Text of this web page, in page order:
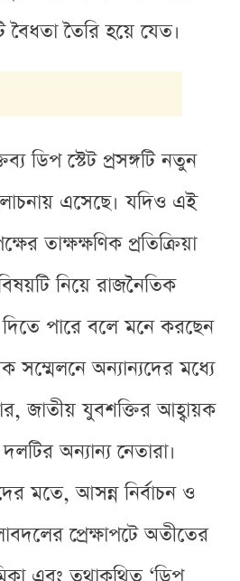
বৈধতা তৈরি হয়ে যেত।
ডিপ স্টেট প্রসঙ্গটি নতুন
এসেছে। যদিও এই
তাক্ষক্ষণিক প্রতিক্রিয়া
নিয়ে রাজনৈতিক
দিতে পারে বলে মনে করছেন
সম্মেলনে অন্যান্যদের মধ্যে
জাতীয় যুবশক্তির আহ্বায়ক
অন্যান্য নেতারা।
মতে, আসন্ন নির্বাচন ও
প্রেক্ষাপটে অতীতের